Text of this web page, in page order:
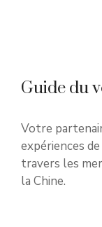
Guide du
Votre
expériences
travers les
la Chine.